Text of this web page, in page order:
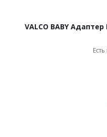
VALCO BABY Адаптер